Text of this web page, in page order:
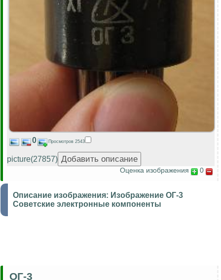
0 Просмотров 2543
picture(27857)
Оценка изображения 0
Описание изображения: Изображение ОГ-3
Советские электронные компоненты
ОГ-3